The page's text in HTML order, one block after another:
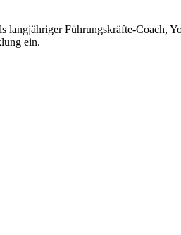
Führungskräfte-Coach,
ein.